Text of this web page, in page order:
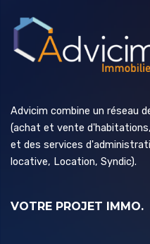
Advicim combine un réseau
(achat et vente
et des services
locative, Location, Syndic).
VOTRE PROJET IMMO.